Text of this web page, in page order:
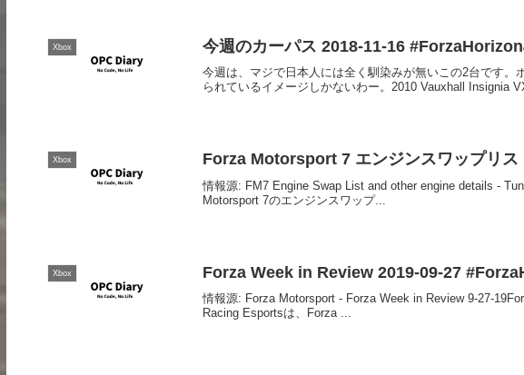
Xbox 今週のカーパス 2018-11-16
今週は、マジで日本人には全く馴染みが無いこの2台です。
られているイメージしかないわー。2010 Vauxhall Insignia
Xbox Forza Motorsport 7 エンジンスワップリス
情報源: FM7 Engine Swap List and other engine details -
Motorsport 7のエンジンスワップ...
Xbox Forza Week in Review 2019-09-27
情報源: Forza Motorsport - Forza Week in Review 9-27-
Racing Esportsは、Forza ...